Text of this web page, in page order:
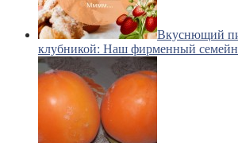
Вкуснющий
клубникой: Наш фирменный